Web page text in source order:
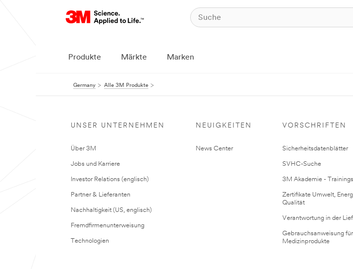
Produkte Märkte Marken
Germany Alle 3M Produkte
UNSER UNTERNEHMEN
Über 3M
Jobs und Karriere
Investor Relations (englisch)
Partner & Lieferanten
Nachhaltigkeit (US, englisch)
Fremdfirmenunterweisung
Technologien
NEUIGKEITEN
News Center
VORSCHRIFTEN
Sicherheitsdatenblätter
SVHC-Suche
3M Akademie - Trainings
Zertifikate Umwelt,
Qualität
Verantwortung in der
Gebrauchsanweisung für
Medizinprodukte